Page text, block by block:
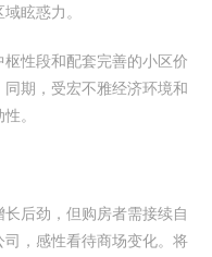
眩惑力。
性段和配套完善的小区价
期，受宏不雅经济环境和
。
后劲，但购房者需接续自
，感性看待商场变化。将